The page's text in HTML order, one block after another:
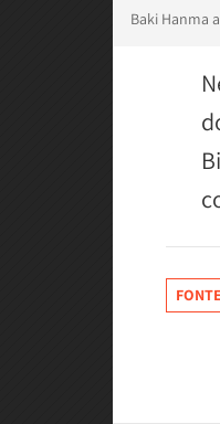
Baki Hanma
FONTE